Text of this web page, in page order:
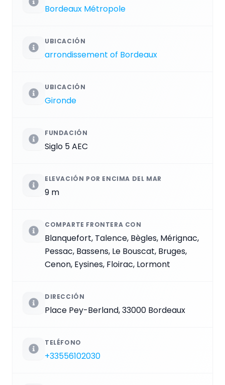
Bordeaux Métropole
UBICACIÓN
arrondissement of Bordeaux
UBICACIÓN
Gironde
FUNDACIÓN
Siglo 5 AEC
ELEVACIÓN POR ENCIMA DEL MAR
9 m
COMPARTE FRONTERA CON
Blanquefort, Talence, Bègles, Mérignac,
Pessac, Bassens, Le Bouscat, Bruges,
Cenon, Eysines, Floirac, Lormont
DIRECCIÓN
Place Pey-Berland, 33000 Bordeaux
TELÉFONO
+33556102030